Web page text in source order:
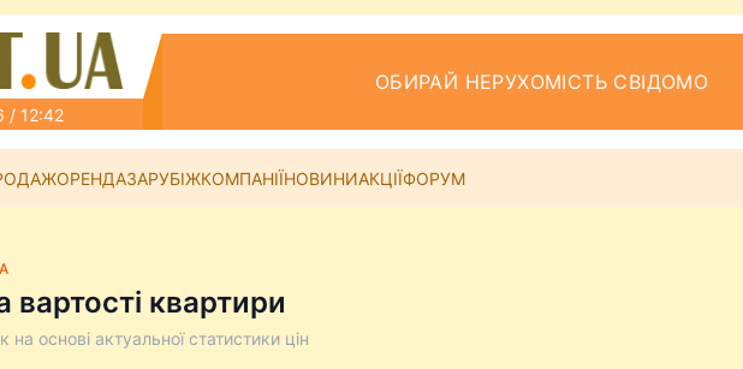
/ 12:42
ОБИРАЙ НЕРУХОМІСТЬ СВІДОМО
ОРЕНДАЗАРУБІЖКОМПАНІЇНОВИНИАКЦІЇФОРУМ
вартості квартири
на основі актуальної статистики цін